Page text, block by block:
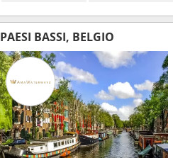
PAESI BASSI, BELGIO